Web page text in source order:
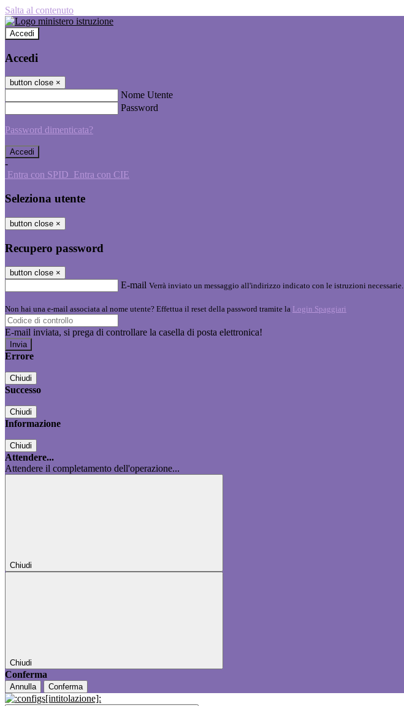
Salta al contenuto
Accedi
Accedi
button close ×
Nome Utente
Password
Password dimenticata?
-
Entra con SPID Entra con CIE
Seleziona utente
button close ×
Recupero password
button close ×
E-mail Verrà inviato un messaggio all'indirizzo indicato con le istruzioni necessarie.
Non hai una e-mail associata al nome utente? Effettua il reset della password tramite la Login Spaggiari
E-mail inviata, si prega di controllare la casella di posta elettronica!
Errore
Chiudi
Successo
Chiudi
Informazione
Chiudi
Attendere...
Attendere il completamento dell'operazione...
Chiudi
Chiudi
Conferma
Annulla Conferma